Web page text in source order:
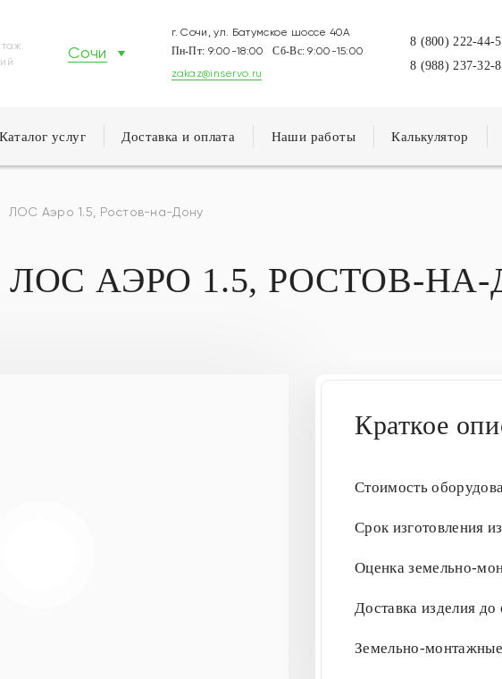
Сочи
г. Сочи, ул. Батумское шоссе 40А
Пн-Пт: 9:00-18:00 Сб-Вс: 9:00-15:00
zakaz@inservo.ru
8 (800) 222-44-
8 (988) 237-32-
Каталог услуг Доставка и оплата Наши работы Калькулятор
ЛОС Аэро 1.5, Ростов-на-Дону
ЛОС АЭРО 1.5, РОСТОВ-
Краткое
Стоимость
Срок изготовления
Оценка земельно-
Доставка изделия до
Земельно-